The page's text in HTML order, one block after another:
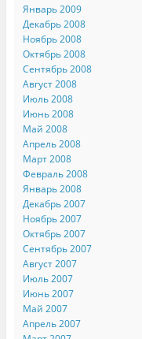
Январь 2009
Декабрь 2008
Ноябрь 2008
Октябрь 2008
Сентябрь 2008
Август 2008
Июль 2008
Июнь 2008
Май 2008
Апрель 2008
Март 2008
Февраль 2008
Январь 2008
Декабрь 2007
Ноябрь 2007
Октябрь 2007
Сентябрь 2007
Август 2007
Июль 2007
Июнь 2007
Май 2007
Апрель 2007